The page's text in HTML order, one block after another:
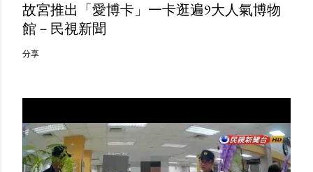
故宮推出「愛博卡」一卡逛遍9大人氣博物
館－民視新聞
分享